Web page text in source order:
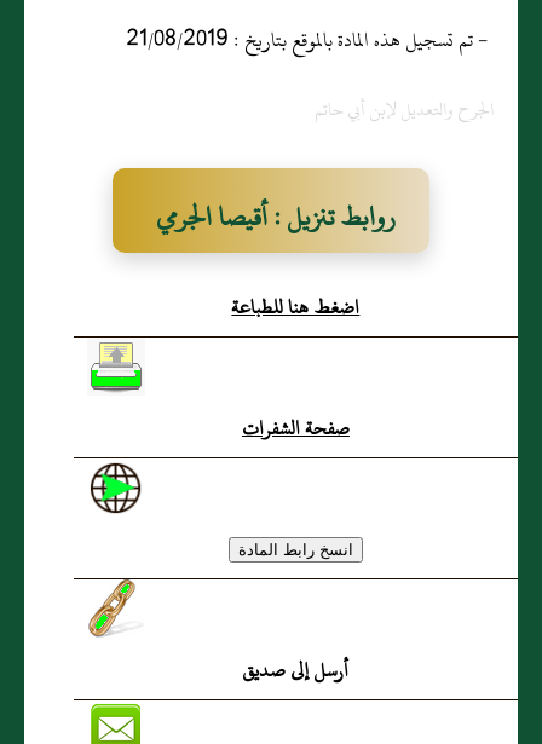
- تم تسجيل هذه المادة بالموقع بتاريخ : 21/08/2019
الجرح والتعديل لإبن أبي حاتم
روابط تنزيل : أقيصا الجرمي
اضغط هنا للطباعة
صفحة الشفرات
أرسل إلى صديق